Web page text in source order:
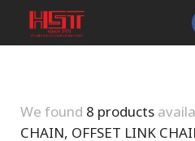
We found 8 products
CHAIN, OFFSET LINK